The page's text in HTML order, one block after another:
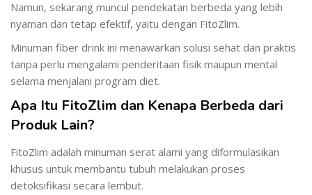
Namun, sekarang muncul pendekatan berbeda yang lebih
nyaman dan tetap efektif, yaitu dengan FitoZlim.
Minuman fiber drink ini menawarkan solusi sehat dan praktis
tanpa perlu mengalami penderitaan fisik maupun mental
selama menjalani program diet.
Apa Itu FitoZlim dan Kenapa Berbeda dari
Produk Lain?
FitoZlim adalah minuman serat alami yang diformulasikan
khusus untuk membantu tubuh melakukan proses
detoksifikasi secara lembut.